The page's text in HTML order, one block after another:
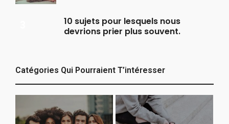
10 sujets pour lesquels nous
devrions prier plus souvent.
Catégories Qui Pourraient T’intéresser